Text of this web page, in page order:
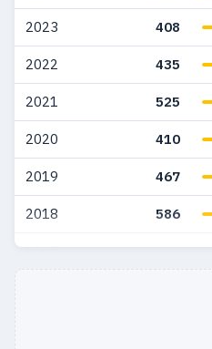
2006 63
2005 37
2004 19
2003 27
2002 10
2001 5
1999 7
2023 408
2022 435
2021 525
2020 410
2019 467
2018 586
2017 515